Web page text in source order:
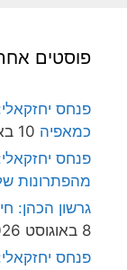
פוסטים
פנחס
כמאפיה 10 באוגוסט 2026
פנחס
מהפתרונות
גרשון הכהן:
8 באוגוסט 2026
פנחס